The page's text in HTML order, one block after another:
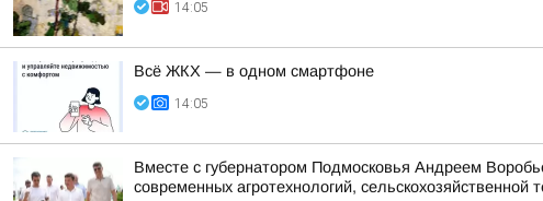
14:05
Всё ЖКХ — в одном смартфоне
14:05
Вместе с губернатором Подмосковья Андреем
современных агротехнологий, сельскохозяйственной